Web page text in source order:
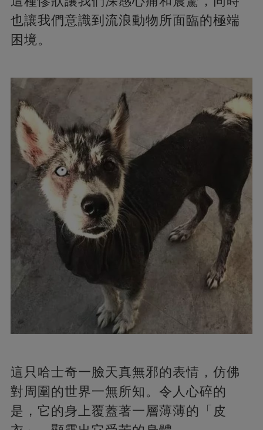
也讓我們意識到流浪動物所面臨的極端
困境。
這只哈士奇一臉天真無邪的表情，仿佛
對周圍的世界一無所知。令人心碎的
是，它的身上覆蓋著一層薄薄的「皮